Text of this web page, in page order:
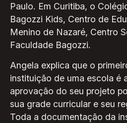
Paulo. Em Curitiba, o
Bagozzi Kids, Centro de
Menino de Nazaré, Centro
Faculdade Bagozzi.
Angela explica que o
instituição de uma escola é
aprovação do seu projeto
sua grade curricular e seu
Toda a documentação da